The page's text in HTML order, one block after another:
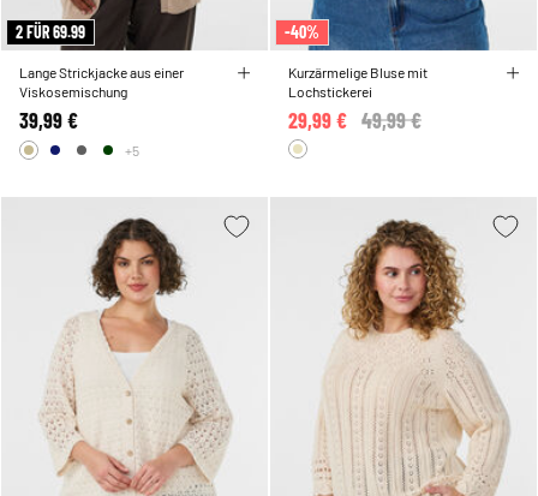
2 FÜR 69.99
Lange Strickjacke aus einer
Viskosemischung
39,99 €
+5
-40%
Kurzärmelige Bluse mit
Lochstickerei
Price reduced from
49,99 €
29,99 €